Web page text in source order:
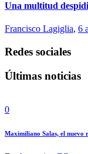
Una multitud
Francisco Lagiglia, 6
Redes sociales
Últimas noticias
0
Maximiliano Salas, el nuevo